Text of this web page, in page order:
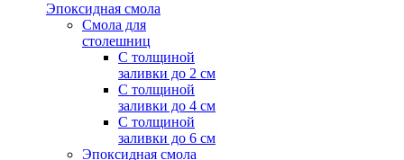
Эпоксидная смола
Смола для
столешниц
С толщиной
заливки до 2 см
С толщиной
заливки до 4 см
С толщиной
заливки до 6 см
Эпоксидная смола